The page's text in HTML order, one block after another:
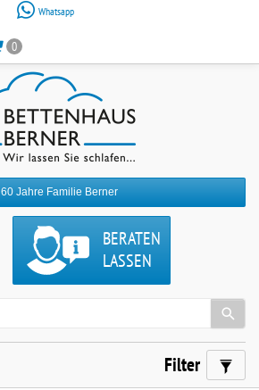
Whatsapp
0
60 Jahre Familie Berner
BERATEN
LASSEN
Filter